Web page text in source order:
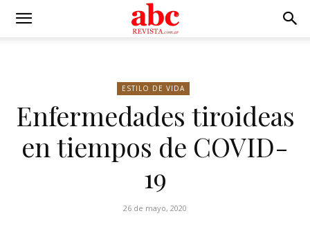
ESTILO DE VIDA
Enfermedades tiroideas
en tiempos de COVID-
19
26 de mayo, 2020